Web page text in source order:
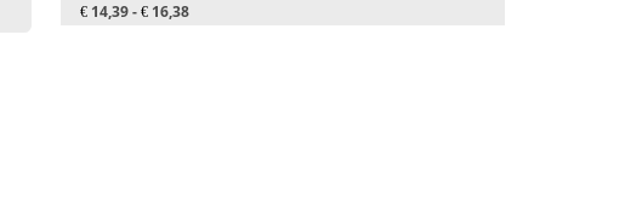
€ 14,39 - € 16,38